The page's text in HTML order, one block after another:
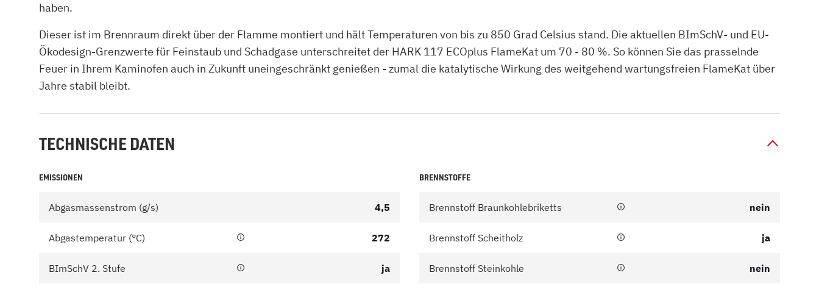
haben.
Dieser ist im Brennraum direkt über der Flamme montiert und hält Temperaturen von bis zu 850 Grad Celsius stand. Die aktuellen BImSchV- und EU-
Ökodesign-Grenzwerte für Feinstaub und Schadgase unterschreitet der HARK 117 ECOplus FlameKat um 70 - 80 %. So können Sie das prasselnde
Feuer in Ihrem Kaminofen auch in Zukunft uneingeschränkt genießen - zumal die katalytische Wirkung des weitgehend wartungsfreien FlameKat über
Jahre stabil bleibt.
TECHNISCHE DATEN
EMISSIONEN
Abgasmassenstrom (g/s) 4,5
Abgastemperatur (°C) 272
BImSchV 2. Stufe ja
BRENNSTOFFE
Brennstoff Braunkohlebriketts nein
Brennstoff Scheitholz ja
Brennstoff Steinkohle nein